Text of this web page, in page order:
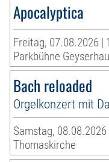
Apocalyptica
Freitag, 07.08.2026 |
Parkbühne
Bach reloaded
Orgelkonzert mit
Samstag,
Thomaskirche